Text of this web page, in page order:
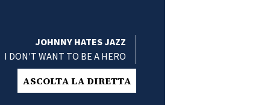
JOHNNY HATES JAZZ
I DON'T WANT TO BE A HERO
ASCOLTA LA DIRETTA